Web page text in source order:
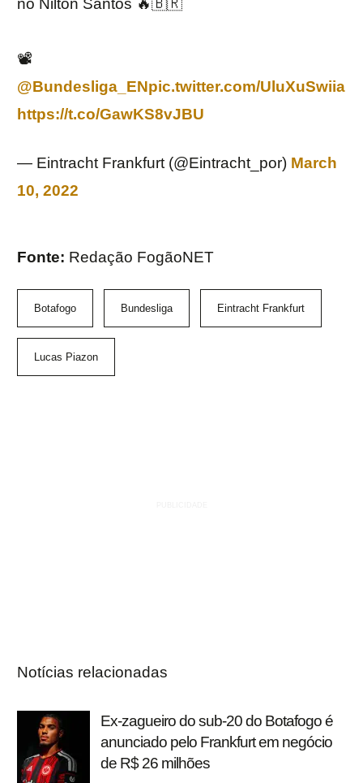
no Nilton Santos 🔥🇧🇷
📽
@Bundesliga_ENpic.twitter.com/UluXuSwiia
https://t.co/GawKS8vJBU
— Eintracht Frankfurt (@Eintracht_por) March
10, 2022
Fonte: Redação FogãoNET
Botafogo Bundesliga Eintracht Frankfurt
Lucas Piazon
Notícias relacionadas
Ex-zagueiro do sub-20 do Botafogo é
anunciado pelo Frankfurt em negócio
de R$ 26 milhões